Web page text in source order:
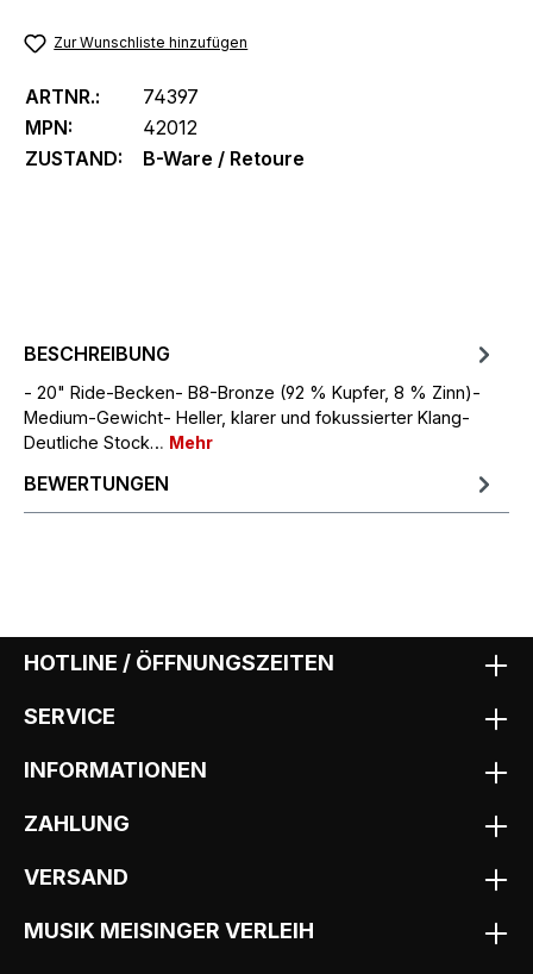
Zur Wunschliste hinzufügen
ARTNR.:
74397
MPN:
42012
ZUSTAND:
B-Ware / Retoure
BESCHREIBUNG
- 20" Ride-Becken- B8-Bronze (92 % Kupfer, 8 % Zinn)-
Medium-Gewicht- Heller, klarer und fokussierter Klang-
Deutliche Stock… Mehr
BEWERTUNGEN
HOTLINE / ÖFFNUNGSZEITEN
SERVICE
INFORMATIONEN
ZAHLUNG
VERSAND
MUSIK MEISINGER VERLEIH